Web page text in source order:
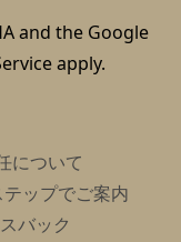
and the Google
apply.
について
ップでご案内
バック